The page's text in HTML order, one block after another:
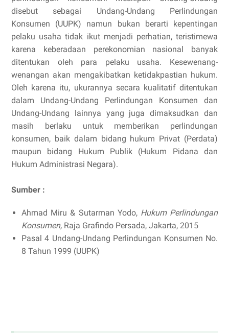
disebut sebagai Undang-Undang Perlindungan
Konsumen (UUPK) namun bukan berarti kepentingan
pelaku usaha tidak ikut menjadi perhatian, teristimewa
karena keberadaan perekonomian nasional banyak
ditentukan oleh para pelaku usaha. Kesewenang-
wenangan akan mengakibatkan ketidakpastian hukum.
Oleh karena itu, ukurannya secara kualitatif ditentukan
dalam Undang-Undang Perlindungan Konsumen dan
Undang-Undang lainnya yang juga dimaksudkan dan
masih berlaku untuk memberikan perlindungan
konsumen, baik dalam bidang hukum Privat (Perdata)
maupun bidang Hukum Publik (Hukum Pidana dan
Hukum Administrasi Negara).
Sumber :
Ahmad Miru & Sutarman Yodo, Hukum Perlindungan
Konsumen, Raja Grafindo Persada, Jakarta, 2015
Pasal 4 Undang-Undang Perlindungan Konsumen No.
8 Tahun 1999 (UUPK)